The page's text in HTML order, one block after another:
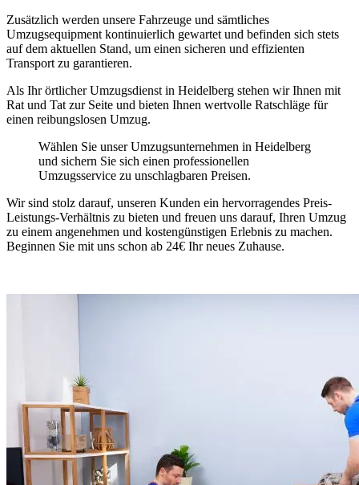
Zusätzlich werden unsere Fahrzeuge und sämtliches
Umzugsequipment kontinuierlich gewartet und befinden sich stets
auf dem aktuellen Stand, um einen sicheren und effizienten
Transport zu garantieren.
Als Ihr örtlicher Umzugsdienst in Heidelberg stehen wir Ihnen mit
Rat und Tat zur Seite und bieten Ihnen wertvolle Ratschläge für
einen reibungslosen Umzug.
Wählen Sie unser Umzugsunternehmen in Heidelberg
und sichern Sie sich einen professionellen
Umzugsservice zu unschlagbaren Preisen.
Wir sind stolz darauf, unseren Kunden ein hervorragendes Preis-
Leistungs-Verhältnis zu bieten und freuen uns darauf, Ihren Umzug
zu einem angenehmen und kostengünstigen Erlebnis zu machen.
Beginnen Sie mit uns schon ab 24€ Ihr neues Zuhause.